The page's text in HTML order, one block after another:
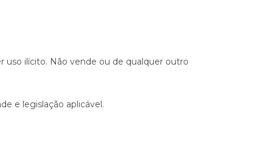
uso ilícito. Não vende ou de qualquer outro
e legislação aplicável.